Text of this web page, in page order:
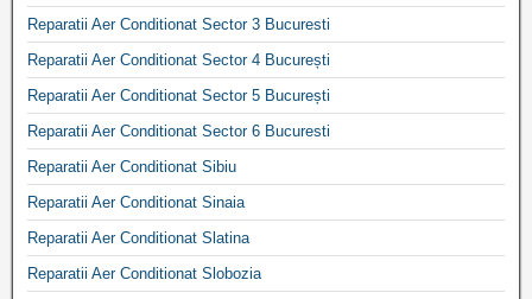
Reparatii Aer Conditionat Sector 3 Bucuresti
Reparatii Aer Conditionat Sector 4 București
Reparatii Aer Conditionat Sector 5 București
Reparatii Aer Conditionat Sector 6 Bucuresti
Reparatii Aer Conditionat Sibiu
Reparatii Aer Conditionat Sinaia
Reparatii Aer Conditionat Slatina
Reparatii Aer Conditionat Slobozia